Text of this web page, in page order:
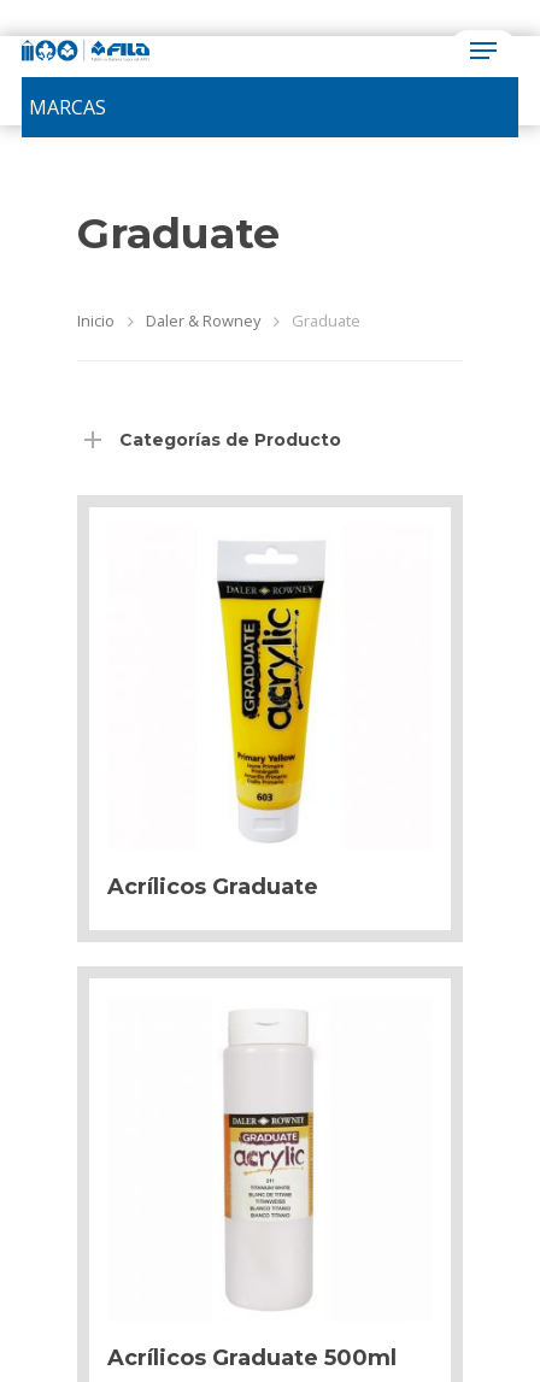
MARCAS
Graduate
Inicio Daler & Rowney Graduate
Categorías de Producto
Acrílicos Graduate
Acrílicos Graduate 500ml